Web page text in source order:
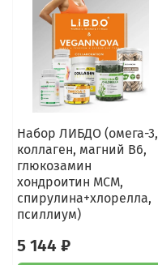
Набор ЛИБДО (омега-3,
коллаген, магний В6,
глюкозамин
хондроитин МСМ,
спирулина+хлорелла,
псиллиум)
5 144 ₽